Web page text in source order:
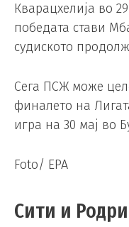
Кварацхелија во
победата стави
судиското
Сега ПСЖ може
финалето на
игра на 30 мај во
Foto/ EPA
Сити и